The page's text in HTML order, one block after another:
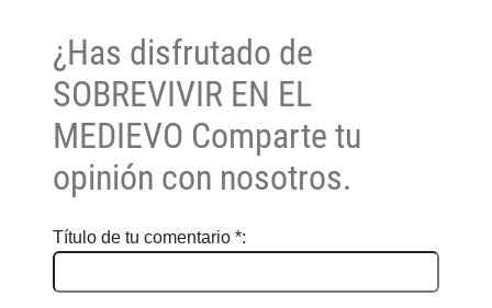
¿Has disfrutado de
SOBREVIVIR EN EL
MEDIEVO Comparte tu
opinión con nosotros.
Título de tu comentario *: